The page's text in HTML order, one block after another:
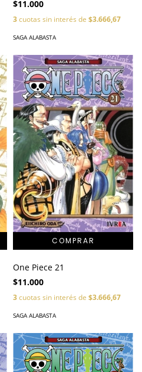
$11.000
3cuotas sin interés de $3.666,67
SAGA ALABASTA
One Piece 21
$11.000
3cuotas sin interés de $3.666,67
SAGA ALABASTA